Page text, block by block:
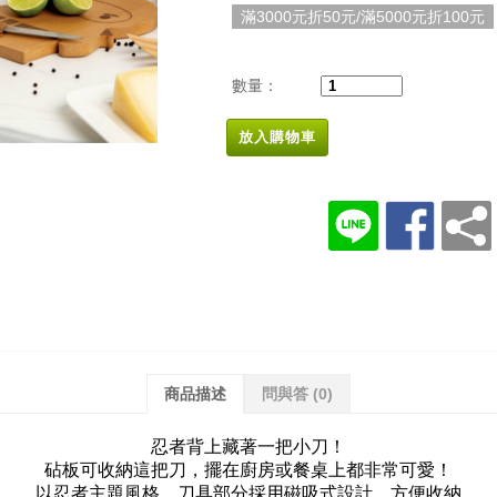
滿3000元折50元/滿5000元折100元
數量：
放入購物車
商品描述 問與答 (0)